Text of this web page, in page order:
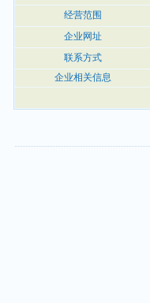
经营范围
企业网址
联系方式
企业相关信息